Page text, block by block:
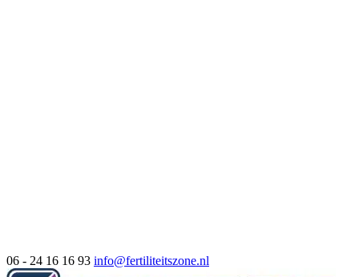
06 - 24 16 16 93 info@fertiliteitszone.nl